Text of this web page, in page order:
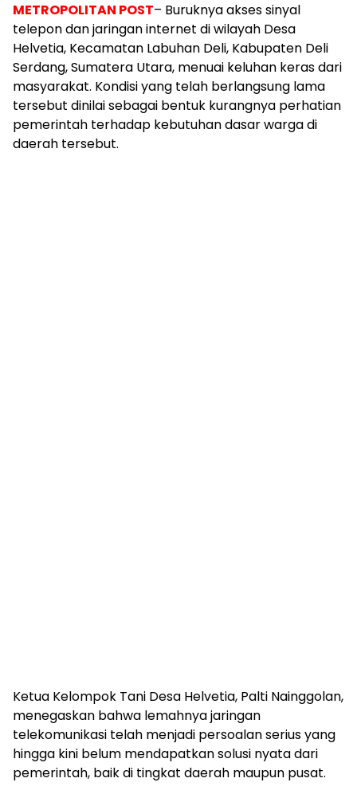
METROPOLITAN POST– Buruknya akses sinyal
telepon dan jaringan internet di wilayah Desa
Helvetia, Kecamatan Labuhan Deli, Kabupaten Deli
Serdang, Sumatera Utara, menuai keluhan keras dari
masyarakat. Kondisi yang telah berlangsung lama
tersebut dinilai sebagai bentuk kurangnya perhatian
pemerintah terhadap kebutuhan dasar warga di
daerah tersebut.
Ketua Kelompok Tani Desa Helvetia, Palti Nainggolan,
menegaskan bahwa lemahnya jaringan
telekomunikasi telah menjadi persoalan serius yang
hingga kini belum mendapatkan solusi nyata dari
pemerintah, baik di tingkat daerah maupun pusat.